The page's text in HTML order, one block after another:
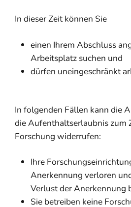
In dieser Zeit können Sie
einen Ihrem Abschluss
Arbeitsplatz suchen und
dürfen uneingeschränkt
In folgenden Fällen kann die
die Aufenthaltserlaubnis zum
Forschung widerrufen:
Ihre
Anerkennung verloren
Verlust der Anerkennung
Sie betreiben keine